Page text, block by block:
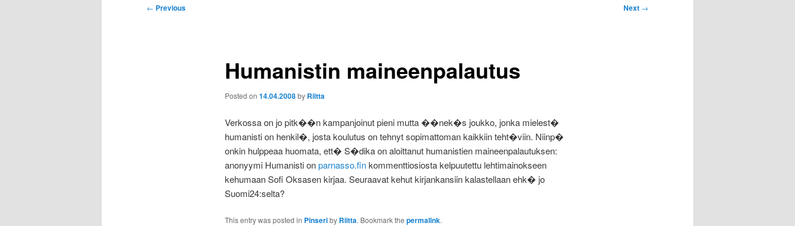
Post
← Previous Next →
Humanistin maineenpalautus
Posted on 14.04.2008by Riitta
Verkossa on jo pitk��n kampanjoinut pieni mutta ��nek�s joukko, jonka mielest�
humanisti on henkil�, josta koulutus on tehnyt sopimattoman kaikkiin teht�viin. Niinp�
onkin hulppeaa huomata, ett� S�dika on aloittanut humanistien maineenpalautuksen:
anonyymi Humanisti onparnasso.finkommenttiosiosta kelpuutettu lehtimainokseen
kehumaan Sofi Oksasen kirjaa. Seuraavat kehut kirjankansiin kalastellaan ehk� jo
Suomi24:selta?
This entry was posted in Pinseriby Riitta. Bookmark the permalink.